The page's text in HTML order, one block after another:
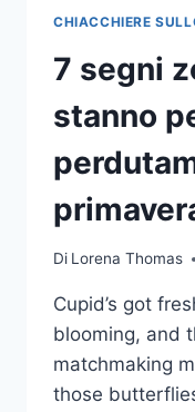
CHIACCHIERE
7 segni
stanno
Di Lorena Thomas
Cupid’s got
blooming, and
matchmaking
those